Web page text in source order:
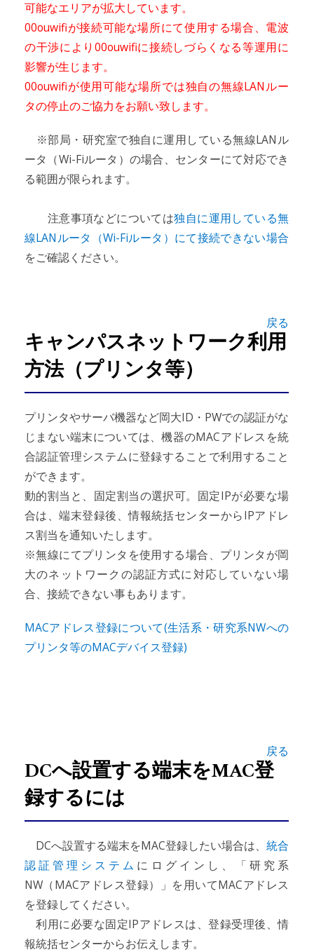
可能なエリアが拡大しています。
00ouwifiが接続可能な場所にて使用する場合、電波
の干渉により00ouwifiに接続しづらくなる等運用に
影響が生じます。
00ouwifiが使用可能な場所では独自の無線LANルー
タの停止のご協力をお願い致します。
※部局・研究室で独自に運用している無線LANル
ータ（Wi-Fiルータ）の場合、センターにて対応でき
る範囲が限られます。
注意事項などについては独自に運用している無
線LANルータ（Wi-Fiルータ）にて接続できない場合
をご確認ください。
戻る
キャンパスネットワーク利用
方法（プリンタ等）
プリンタやサーバ機器など岡大ID・PWでの認証がな
じまない端末については、機器のMACアドレスを統
合認証管理システムに登録することで利用すること
ができます。
動的割当と、固定割当の選択可。固定IPが必要な場
合は、端末登録後、情報統括センターからIPアドレ
ス割当を通知いたします。
※無線にてプリンタを使用する場合、プリンタが岡
大のネットワークの認証方式に対応していない場
合、接続できない事もあります。
MACアドレス登録について(生活系・研究系NWへの
プリンタ等のMACデバイス登録)
戻る
DCへ設置する端末をMAC登
録するには
DCへ設置する端末をMAC登録したい場合は、 統合
認証管理システム にログインし、「研究系
NW（MACアドレス登録）」を用いてMACアドレス
を登録してください。
利用に必要な固定IPアドレスは、登録受理後、情
報統括センターからお伝えします。